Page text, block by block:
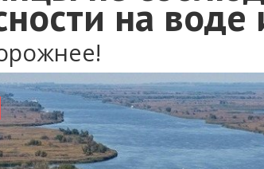
на воде